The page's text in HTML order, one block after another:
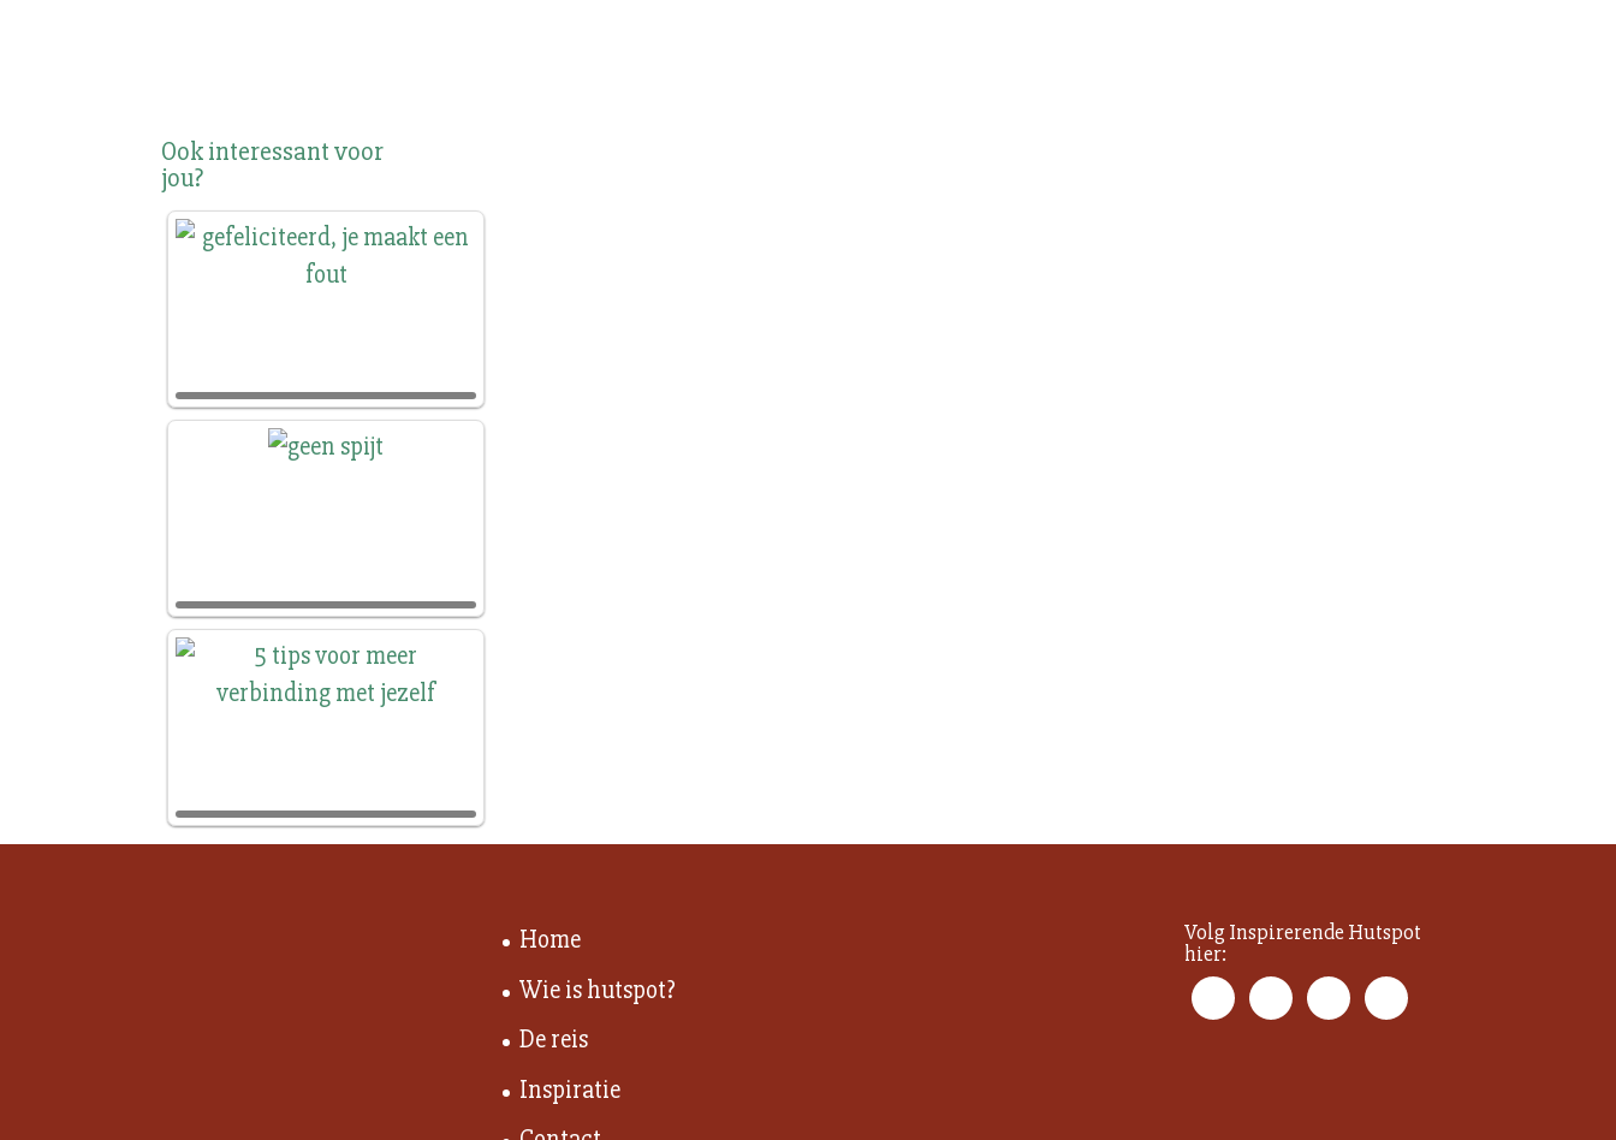
Ook interessant voor
jou?
Home
Wie is hutspot?
De reis
Inspiratie
Volg Inspirerende Hutspot
hier: